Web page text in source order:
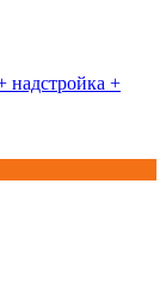
надстройка +